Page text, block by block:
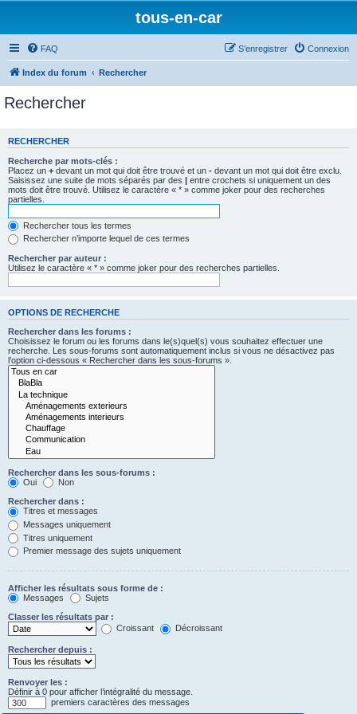
tous-en-car
FAQ Connexion
S’enregistrer
Index du forum Rechercher
Rechercher
RECHERCHER
Recherche par mots-clés :
Placez un + devant un mot qui doit être trouvé et un - devant un mot qui doit être exclu.
Saisissez une suite de mots séparés par des | entre crochets si uniquement un des
mots doit être trouvé. Utilisez le caractère « * » comme joker pour des recherches
partielles.
Rechercher tous les termes
Rechercher n’importe lequel de ces termes
Rechercher par auteur :
Utilisez le caractère « * » comme joker pour des recherches partielles.
OPTIONS DE RECHERCHE
Rechercher dans les forums :
Choisissez le forum ou les forums dans le(s)quel(s) vous souhaitez effectuer une
recherche. Les sous-forums sont automatiquement inclus si vous ne désactivez pas
l’option ci-dessous « Rechercher dans les sous-forums ».
Rechercher dans les sous-forums :
Oui
Non
Rechercher dans :
Titres et messages
Messages uniquement
Titres uniquement
Premier message des sujets uniquement
Afficher les résultats sous forme de :
Messages
Sujets
Classer les résultats par :
Croissant
Décroissant
Rechercher depuis :
Renvoyer les :
Définir à 0 pour afficher l’intégralité du message.
premiers caractères des messages